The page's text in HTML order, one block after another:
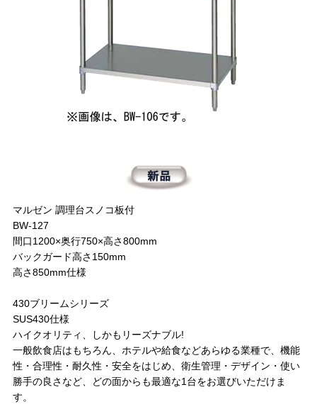
マルゼン 調理台スノコ板付
BW-127
間口1200×奥行750×高さ800mm
バックガード高さ150mm
高さ850mm仕様
430ブリームシリーズ
SUS430仕様
ハイクオリティ、しかもリーズナブル!
一般飲食店はもちろん、ホテルや給食などあらゆる業種で、機能
性・合理性・耐久性・安全をはじめ、衛生管理・デザイン・使い
勝手の良さなど、どの面からも最適な1台をお選びいただけま
す。